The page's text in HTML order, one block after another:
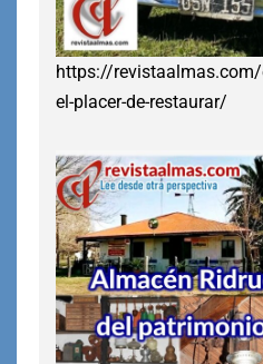
https://
el-placer-de-restaurar/